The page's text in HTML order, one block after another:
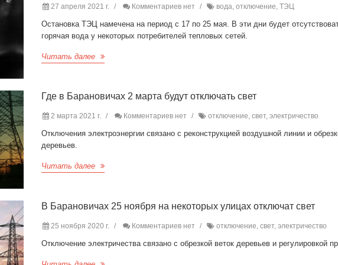
27 апреля 2021 г. Комментариев нет вода, отключение, ТЭЦ
Остановка ТЭЦ намечена на период с 17 по 25 мая. В эти дни будет
горячая вода у некоторых потребителей тепловых сетей.
Читать далее
Где в Барановичах 2 марта будут отключать свет
2 марта 2021 г. Комментариев нет отключение, свет, электричество
Отключения электроэнергии связано с реконструкцией воздушной линии и
деревьев.
Читать далее
В Барановичах 25 ноября на некоторых улицах отключат свет
25 ноября 2020 г. Комментариев нет отключение, свет, электричество
Отключение электричества связано с обрезкой веток деревьев и регулировкой